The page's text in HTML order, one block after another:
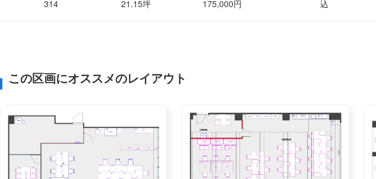
314 21.15坪 175,000円 込
この区画にオススメのレイアウト